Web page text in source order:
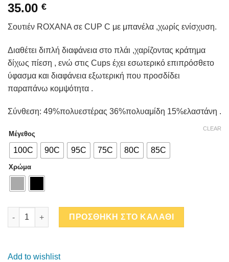
35.00 €
Σουτιέν ROXANA σε CUP C με μπανέλα ,χωρίς ενίσχυση.
Διαθέτει διπλή διαφάνεια στο πλάι ,χαρίζοντας κράτημα
δίχως πίεση , ενώ στις Cups έχει εσωτερικό επιπρόσθετο
ύφασμα και διαφάνεια εξωτερική που προσδίδει
παραπάνω κομψότητα .
Σύνθεση: 49%πολυεστέρας 36%πολυαμίδη 15%ελαστάνη .
Μέγεθος
100C 90C 95C 75C 80C 85C
Χρώμα
CLEAR
ROXANA C quantity
ΠΡΟΣΘΗΚΗ ΣΤΟ ΚΑΛΑΘΙ
Add to wishlist